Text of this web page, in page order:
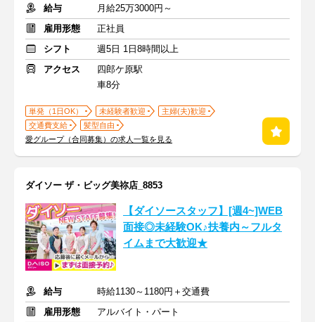
給与
月給25万3000円～
雇用形態
正社員
シフト
週5日 1日8時間以上
アクセス
四郎ケ原駅
車8分
単発（1日OK） 未経験者歓迎
主婦(夫)歓迎
交通費支給
髪型自由
愛グループ（合同募集）の求人一覧を見る
ダイソー ザ・ビッグ美祢店_8853
【ダイソースタッフ】[週4~]WEB
面接◎未経験OK♪扶養内～フルタ
イムまで大歓迎★
給与
時給1130～1180円＋交通費
雇用形態
アルバイト・パート